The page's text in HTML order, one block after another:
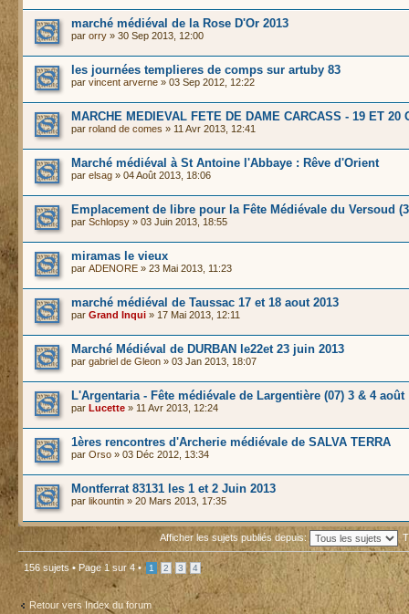
marché médiéval de la Rose D'Or 2013
par orry » 30 Sep 2013, 12:00
les journées templieres de comps sur artuby 83
par vincent arverne » 03 Sep 2012, 12:22
MARCHE MEDIEVAL FETE DE DAME CARCASS - 19 ET 20
par roland de comes » 11 Avr 2013, 12:41
Marché médiéval à St Antoine l'Abbaye : Rêve d'Orient
par elsag » 04 Août 2013, 18:06
Emplacement de libre pour la Fête Médiévale du Versoud
par Schlopsy » 03 Juin 2013, 18:55
miramas le vieux
par ADENORE » 23 Mai 2013, 11:23
marché médiéval de Taussac 17 et 18 aout 2013
par Grand Inqui » 17 Mai 2013, 12:11
Marché Médiéval de DURBAN le22et 23 juin 2013
par gabriel de Gleon » 03 Jan 2013, 18:07
L'Argentaria - Fête médiévale de Largentière (07) 3 & 4 août
par Lucette » 11 Avr 2013, 12:24
1ères rencontres d'Archerie médiévale de SALVA TERRA
par Orso » 03 Déc 2012, 13:34
Montferrat 83131 les 1 et 2 Juin 2013
par likountin » 20 Mars 2013, 17:35
Afficher les sujets publiés depuis:
156 sujets • Page 1sur 4• 1 2 3 4
Retour vers Index du forum